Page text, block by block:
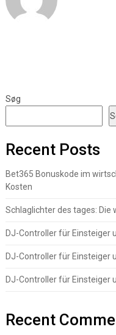
Søg
Recent Posts
Bet365 Bonuskode im
Kosten
Schlaglichter des tages:
DJ-Controller für Einsteiger
DJ-Controller für Einsteiger
DJ-Controller für Einsteiger
Recent